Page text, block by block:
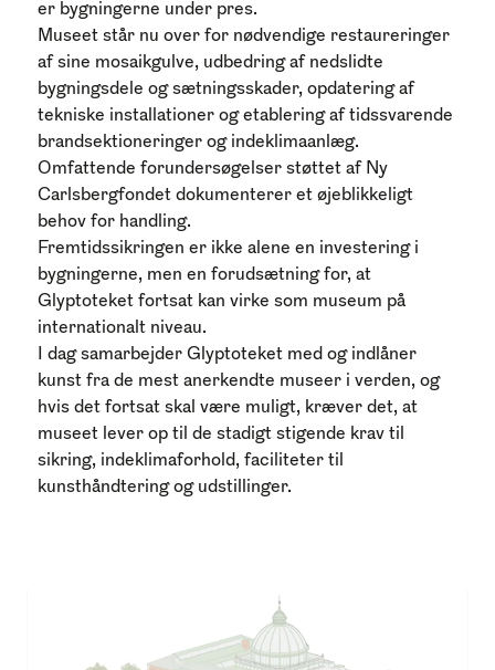
er bygningerne under pres.
Museet står nu over for nødvendige restaureringer
af sine mosaikgulve, udbedring af nedslidte
bygningsdele og sætningsskader, opdatering af
tekniske installationer og etablering af tidssvarende
brandsektioneringer og indeklimaanlæg.
Omfattende forundersøgelser støttet af Ny
Carlsbergfondet dokumenterer et øjeblikkeligt
behov for handling.
Fremtidssikringen er ikke alene en investering i
bygningerne, men en forudsætning for, at
Glyptoteket fortsat kan virke som museum på
internationalt niveau.
I dag samarbejder Glyptoteket med og indlåner
kunst fra de mest anerkendte museer i verden, og
hvis det fortsat skal være muligt, kræver det, at
museet lever op til de stadigt stigende krav til
sikring, indeklimaforhold, faciliteter til
kunsthåndtering og udstillinger.